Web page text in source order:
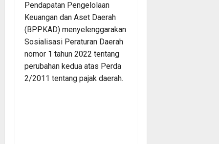
Pendapatan Pengelolaan
Keuangan dan Aset Daerah
(BPPKAD) menyelenggarakan
Sosialisasi Peraturan Daerah
nomor 1 tahun 2022 tentang
perubahan kedua atas Perda
2/2011 tentang pajak daerah.